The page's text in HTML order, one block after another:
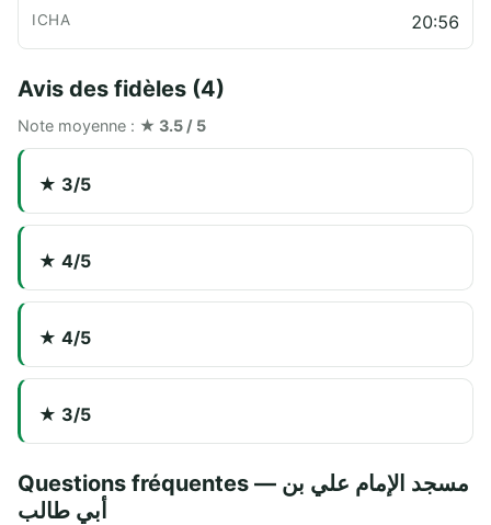
20:56
Avis des fidèles (4)
Note moyenne : ★ 3.5 / 5
★ 3/5
★ 4/5
★ 4/5
★ 3/5
Questions fréquentes — مسجد الإمام علي بن
أبي طالب